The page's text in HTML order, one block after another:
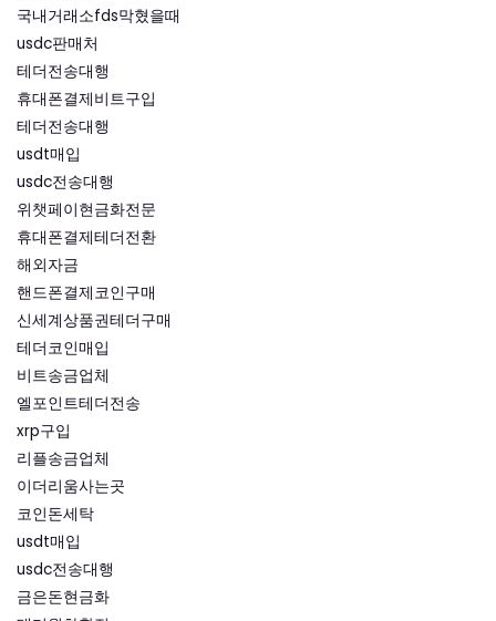
국내거래소fds막혔을때
usdc판매처
테더전송대행
휴대폰결제비트구입
테더전송대행
usdt매입
usdc전송대행
위챗페이현금화전문
휴대폰결제테더전환
해외자금
핸드폰결제코인구매
신세계상품권테더구매
테더코인매입
비트송금업체
엘포인트테더전송
xrp구입
리플송금업체
이더리움사는곳
코인돈세탁
usdt매입
usdc전송대행
금은돈현금화